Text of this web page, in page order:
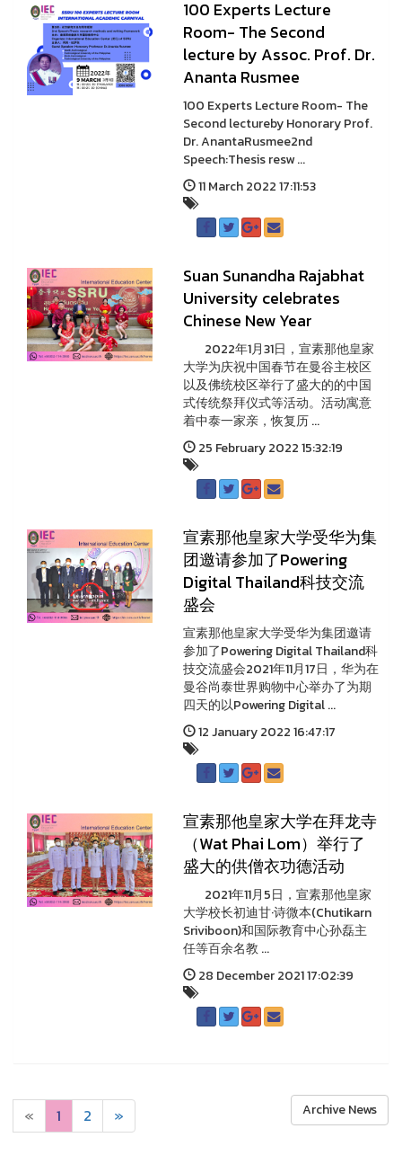
100 Experts Lecture
Room- The Second
lecture by Assoc. Prof. Dr.
Ananta Rusmee
100 Experts Lecture Room- The
Second lectureby Honorary Prof.
Dr. AnantaRusmee2nd
Speech:Thesis resw ...
11 March 2022 17:11:53
Suan Sunandha Rajabhat
University celebrates
Chinese New Year
2022年1月31日，宣素那他皇家
大学为庆祝中国春节在曼谷主校区
以及佛统校区举行了盛大的的中国
式传统祭拜仪式等活动。活动寓意
着中泰一家亲，恢复历 ...
25 February 2022 15:32:19
宣素那他皇家大学受华为集
团邀请参加了Powering
Digital Thailand科技交流
盛会
宣素那他皇家大学受华为集团邀请
参加了Powering Digital Thailand科
技交流盛会2021年11月17日，华为在
曼谷尚泰世界购物中心举办了为期
四天的以Powering Digital ...
12 January 2022 16:47:17
宣素那他皇家大学在拜龙寺
（Wat Phai Lom）举行了
盛大的供僧衣功德活动
2021年11月5日，宣素那他皇家
大学校长初迪甘·诗微本(Chutikarn
Sriviboon)和国际教育中心孙磊主
任等百余名教 ...
28 December 2021 17:02:39
« 1 2 » Archive News